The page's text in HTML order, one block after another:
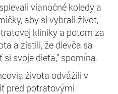
vianočné koledy a
aby si vybrali život,
kliniky a potom za
a zistili, že dievča sa
svoje dieťa,” spomína.
života odvážili v
pred potratovými